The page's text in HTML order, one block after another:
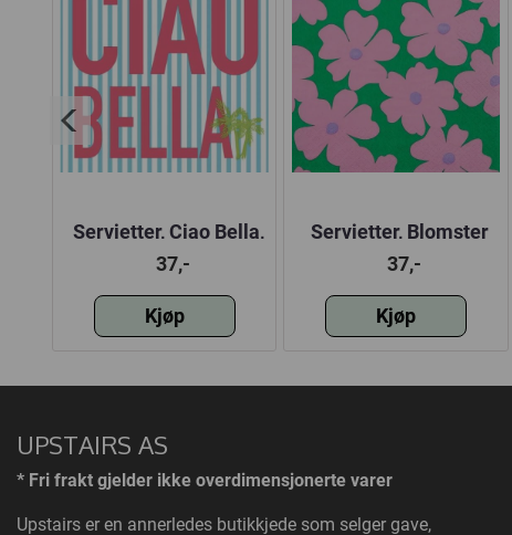
Servietter, Ciao Bella,
vanlig
37,-
Kjøp
Servietter, Blomster
pop art rosa, vanlig
37,-
Kjøp
UPSTAIRS AS
* Fri frakt gjelder ikke overdimensjonerte varer
Upstairs er en annerledes butikkjede som selger gave,